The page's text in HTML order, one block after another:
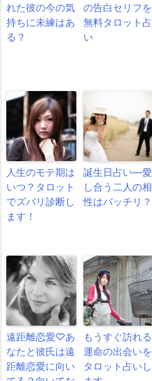
れた彼の今の気
持ちに未練はあ
る？
の告白セリフを
無料タロット占
い
人生のモテ期は
いつ？タロット
でズバリ診断し
ます！
誕生日占い―愛
し合う二人の相
性はバッチリ？
遠距離恋愛♡あ
なたと彼氏は遠
距離恋愛に向い
もうすぐ訪れる
運命の出会いを
タロット占いし